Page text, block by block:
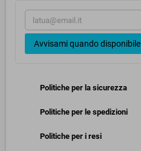
Avvisami quando disponibile
Politiche per la sicurezza
Politiche per le spedizioni
Politiche per i resi